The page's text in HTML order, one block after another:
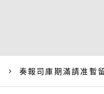
奏報司庫期滿請准暫